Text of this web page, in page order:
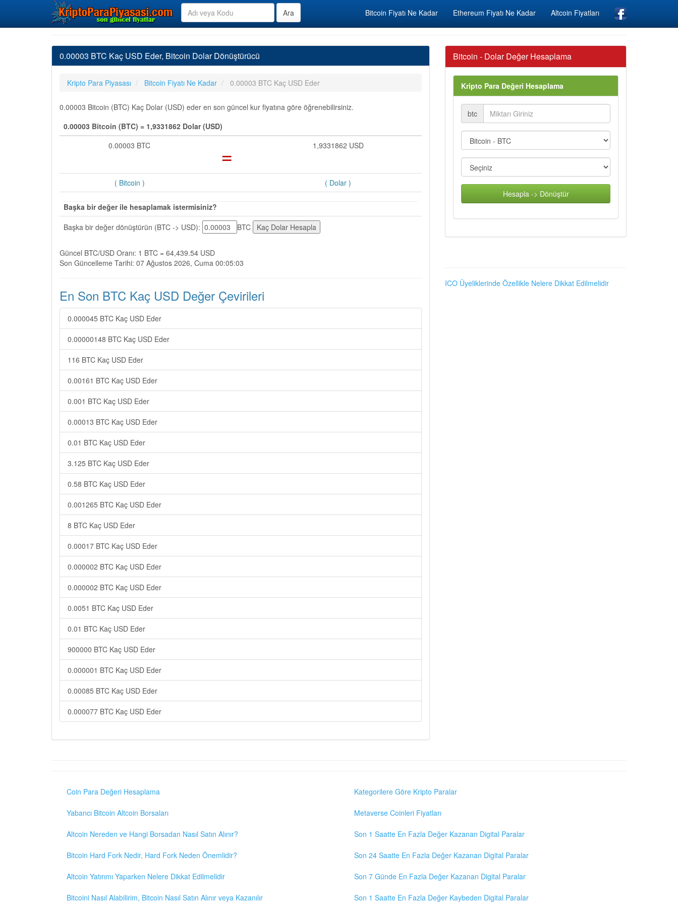
Bitcoin Fiyatı Ne Kadar Ethereum Fiyatı Ne Kadar Altcoin Fiyatları
0.00003 BTC Kaç USD Eder, Bitcoin Dolar Dönüştürücü
Kripto Para Piyasası Bitcoin Fiyatı Ne Kadar 0.00003 BTC Kaç USD Eder
0.00003 Bitcoin (BTC) Kaç Dolar (USD) eder en son güncel kur fiyatına göre öğrenebilirsiniz.
0.00003 Bitcoin (BTC) = 1,9331862 Dolar (USD)
0.00003 BTC
= 1,9331862 USD
( Bitcoin ) ( Dolar )
Başka bir değer ile hesaplamak istermisiniz?
Başka bir değer dönüştürün (BTC -> USD):
BTC
Güncel BTC/USD Oranı: 1 BTC = 64,439.54 USD
Son Güncelleme Tarihi: 07 Ağustos 2026, Cuma 00:05:03
En Son BTC Kaç USD Değer Çevirileri
0.000045 BTC Kaç USD Eder
0.00000148 BTC Kaç USD Eder
116 BTC Kaç USD Eder
0.00161 BTC Kaç USD Eder
0.001 BTC Kaç USD Eder
0.00013 BTC Kaç USD Eder
0.01 BTC Kaç USD Eder
3.125 BTC Kaç USD Eder
0.58 BTC Kaç USD Eder
0.001265 BTC Kaç USD Eder
8 BTC Kaç USD Eder
0.00017 BTC Kaç USD Eder
0.000002 BTC Kaç USD Eder
0.000002 BTC Kaç USD Eder
0.0051 BTC Kaç USD Eder
0.01 BTC Kaç USD Eder
900000 BTC Kaç USD Eder
0.000001 BTC Kaç USD Eder
0.00085 BTC Kaç USD Eder
0.000077 BTC Kaç USD Eder
Bitcoin - Dolar Değer Hesaplama
Kripto Para Değeri Hesaplama
btc
Hesapla -> Dönüştür
ICO Üyeliklerinde Özellikle Nelere Dikkat Edilmelidir
Coin Para Değeri Hesaplama
Yabancı Bitcoin Altcoin Borsaları
Altcoin Nereden ve Hangi Borsadan Nasıl Satın Alınır?
Bitcoin Hard Fork Nedir, Hard Fork Neden Önemlidir?
Altcoin Yatırımı Yaparken Nelere Dikkat Edilmelidir
Bitcoini Nasıl Alabilirim, Bitcoin Nasıl Satın Alınır veya Kazanılır
Kategorilere Göre Kripto Paralar
Metaverse Coinleri Fiyatları
Son 1 Saatte En Fazla Değer Kazanan Digital Paralar
Son 24 Saatte En Fazla Değer Kazanan Digital Paralar
Son 7 Günde En Fazla Değer Kazanan Digital Paralar
Son 1 Saatte En Fazla Değer Kaybeden Digital Paralar